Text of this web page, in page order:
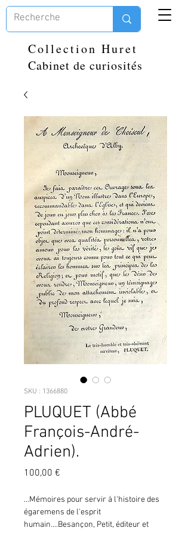
Collection Huret
Cabinet de curiosités
SKU : 1366880
PLUQUET (Abbé
François-André-
Adrien).
100,00 €
...Mémoires pour servir à l'histoire des
égaremens de l'esprit
humain....Besançon, Petit, éditeur et